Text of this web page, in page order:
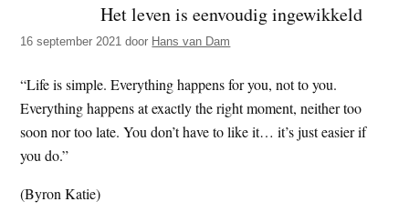
z
e
s
i
t
e
d
e
z
e
i
Het leven is eenvoudig ingewikkeld
16 september 2021 door Hans van Dam
“Life is simple. Everything happens for you, not to you.
Everything happens at exactly the right moment, neither too
soon nor too late. You don’t have to like it… it’s just easier if
you do.”
(Byron Katie)